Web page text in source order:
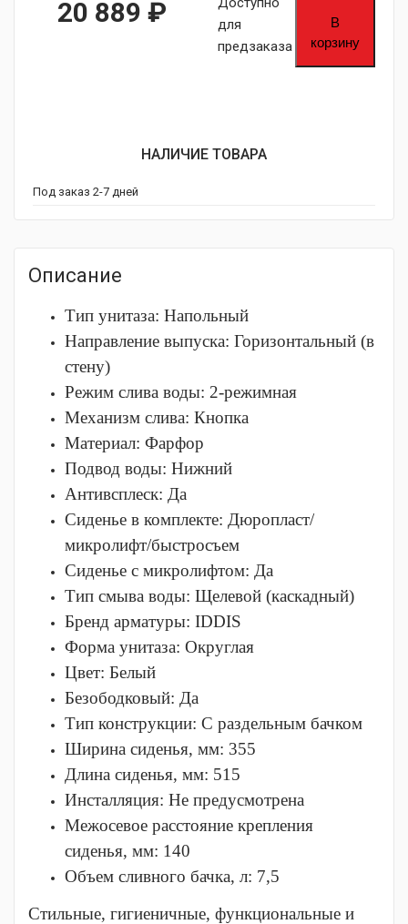
20 889 ₽
для
предзаказа
В
корзину
НАЛИЧИЕ ТОВАРА
Под заказ 2-7 дней
Описание
Тип унитаза: Напольный
Направление выпуска: Горизонтальный (в
стену)
Режим слива воды: 2-режимная
Механизм слива: Кнопка
Материал: Фарфор
Подвод воды: Нижний
Антивсплеск: Да
Сиденье в комплекте: Дюропласт/
микролифт/быстросъем
Сиденье с микролифтом: Да
Тип смыва воды: Щелевой (каскадный)
Бренд арматуры: IDDIS
Форма унитаза: Округлая
Цвет: Белый
Безободковый: Да
Тип конструкции: С раздельным бачком
Ширина сиденья, мм: 355
Длина сиденья, мм: 515
Инсталляция: Не предусмотрена
Межосевое расстояние крепления
сиденья, мм: 140
Объем сливного бачка, л: 7,5
Стильные, гигиеничные, функциональные и